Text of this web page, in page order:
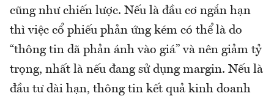
cũng như chiến lược. Nếu là đầu cơ ngắn hạn
thì việc cổ phiếu phản ứng kém có thể là do
“thông tin dã phản ánh vào giá” và nên giảm tỷ
trọng, nhất là nếu đang sử dụng margin. Nếu là
đầu tư dài hạn, thông tin kết quả kinh doanh